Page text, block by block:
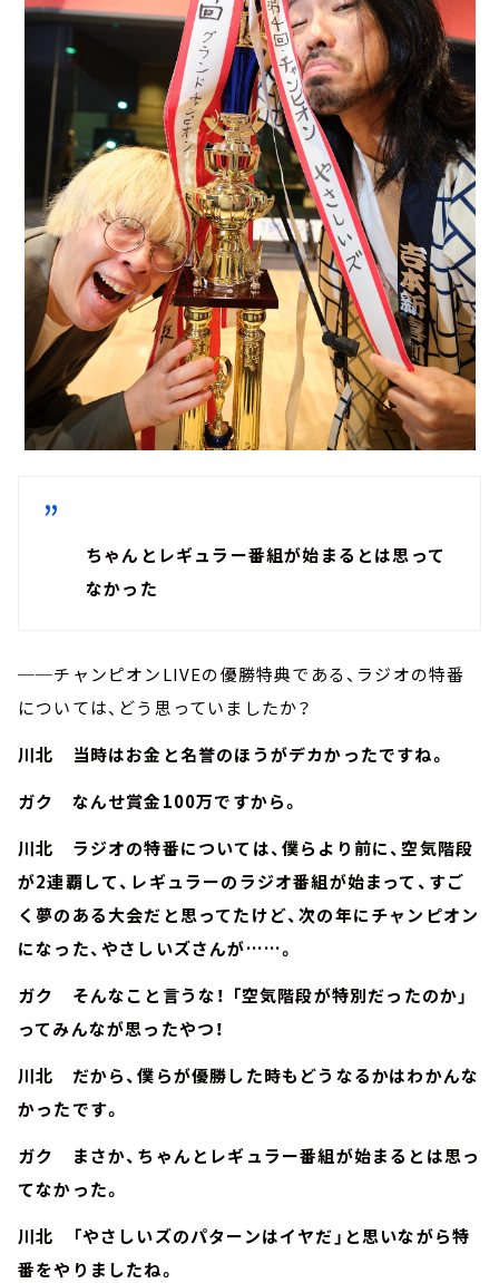
ちゃんとレギュラー番組が始まるとは思って
なかった
──チャンピオンLIVEの優勝特典である、ラジオの特番
については、どう思っていましたか？
川北 当時はお金と名誉のほうがデカかったですね。
ガク なんせ賞金100万ですから。
川北 ラジオの特番については、僕らより前に、空気階段
が2連覇して、レギュラーのラジオ番組が始まって、すご
く夢のある大会だと思ってたけど、次の年にチャンピオン
になった、やさしいズさんが……。
ガク そんなこと言うな！ 「空気階段が特別だったのか」
ってみんなが思ったやつ！
川北 だから、僕らが優勝した時もどうなるかはわかんな
かったです。
ガク まさか、ちゃんとレギュラー番組が始まるとは思っ
てなかった。
川北 「やさしいズのパターンはイヤだ」と思いながら特
番をやりましたね。